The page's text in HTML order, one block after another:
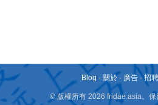
Blog - 關於 - 廣告 -招
© 版權所有 2026 fridae.asia。